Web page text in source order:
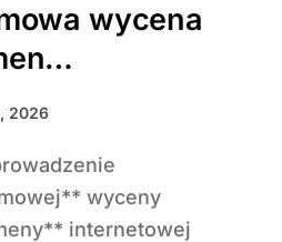
wycena
2026
wyceny
internetowej